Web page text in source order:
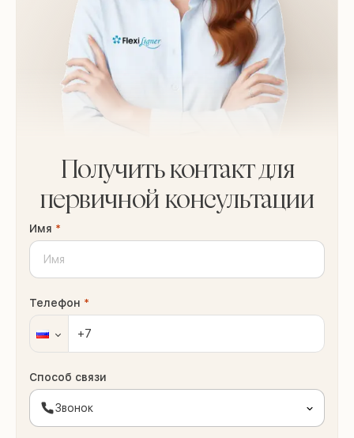
Получить контакт для
первичной консультации
Имя *
Телефон *
Способ связи
Звонок